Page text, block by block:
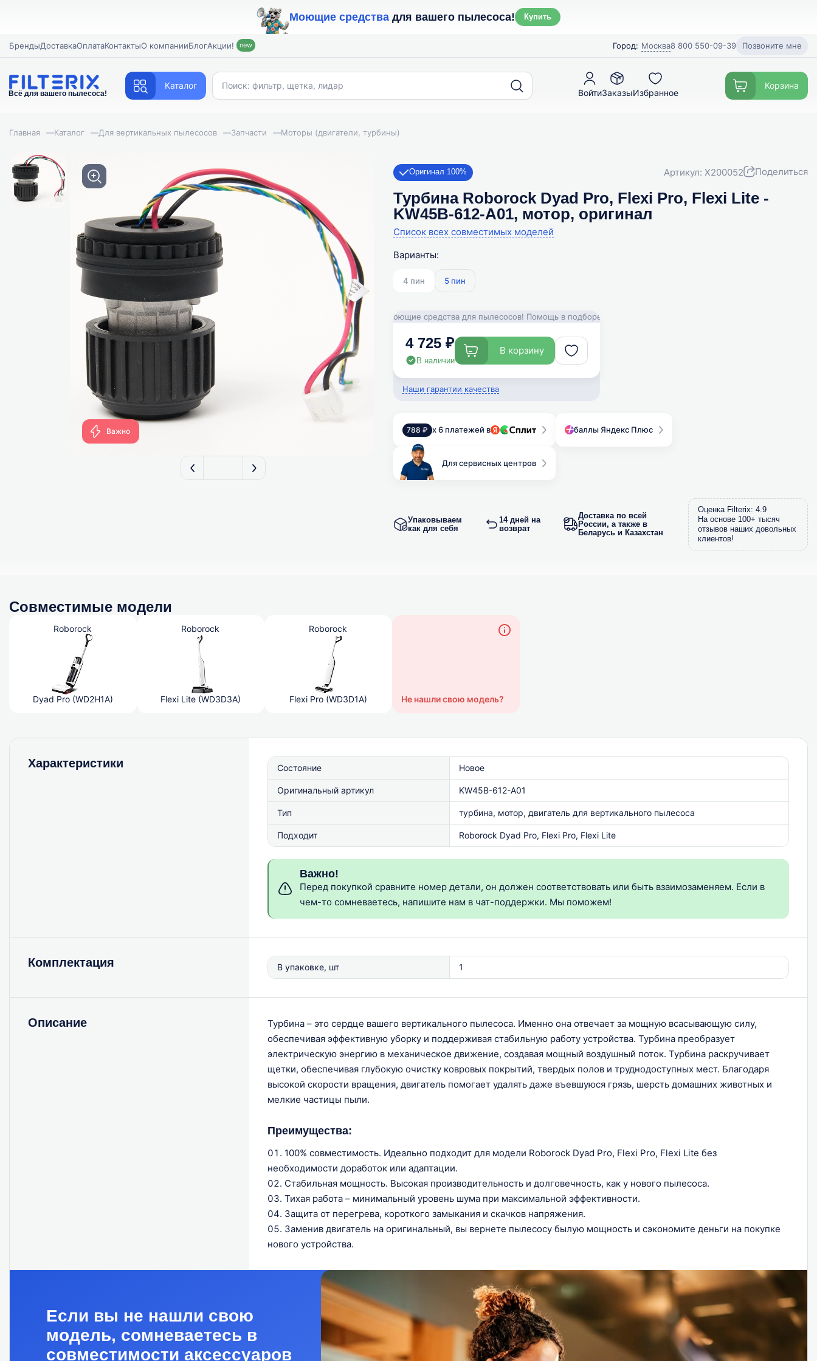
Моющие средства для вашего пылесоса! Купить
БрендыДоставкаОплатаКонтактыО компанииБлогАкции! new Город: Москва8 800 550-09-39 Позвоните мне
Всё для вашего пылесоса!
Каталог
ВойтиЗаказыИзбранное
Корзина
Главная —Каталог —Для вертикальных пылесосов —Запчасти —Моторы (двигатели, турбины)
Важно
Оригинал 100% Артикул: X200052 Поделиться
Турбина Roborock Dyad Pro, Flexi Pro, Flexi Lite -
KW45B-612-A01, мотор, оригинал
Список всех совместимых моделей
Варианты:
4 пин 5 пин
FILTERIX — Запчасти, аксессуары и моющие средства для пылесосов! Помощь в подборе! Доставка!
4 725 ₽
В наличии
В корзину
Наши гарантии качества
788 ₽ x 6 платежей в баллы Яндекс Плюс
Для сервисных центров
Упаковываем
как для себя
14 дней на
возврат
Доставка по всей
России, а также в
Беларусь и Казахстан
Оценка Filterix: 4.9
На основе 100+ тысяч
отзывов наших довольных
клиентов!
Совместимые модели
Roborock
Dyad Pro (WD2H1A)
Roborock
Flexi Lite (WD3D3A)
Roborock
Flexi Pro (WD3D1A) Не нашли свою модель?
Характеристики Состояние Новое
Оригинальный артикул KW45B-612-A01
Тип турбина, мотор, двигатель для вертикального пылесоса
Подходит Roborock Dyad Pro, Flexi Pro, Flexi Lite
Важно!
Перед покупкой сравните номер детали, он должен соответствовать или быть взаимозаменяем. Если в
чем-то сомневаетесь, напишите нам в чат-поддержки. Мы поможем!
Комплектация В упаковке, шт 1
Описание
Турбина – это сердце вашего вертикального пылесоса. Именно она отвечает за мощную всасывающую силу,
обеспечивая эффективную уборку и поддерживая стабильную работу устройства. Турбина преобразует
электрическую энергию в механическое движение, создавая мощный воздушный поток. Турбина раскручивает
щетки, обеспечивая глубокую очистку ковровых покрытий, твердых полов и труднодоступных мест. Благодаря
высокой скорости вращения, двигатель помогает удалять даже въевшуюся грязь, шерсть домашних животных и
мелкие частицы пыли.
Преимущества:
100% совместимость. Идеально подходит для модели Roborock Dyad Pro, Flexi Pro, Flexi Lite без
необходимости доработок или адаптации.
Стабильная мощность. Высокая производительность и долговечность, как у нового пылесоса.
Тихая работа – минимальный уровень шума при максимальной эффективности.
Защита от перегрева, короткого замыкания и скачков напряжения.
Заменив двигатель на оригинальный, вы вернете пылесосу былую мощность и сэкономите деньги на покупке
нового устройства.
Если вы не нашли свою
модель, сомневаетесь в
совместимости аксессуаров